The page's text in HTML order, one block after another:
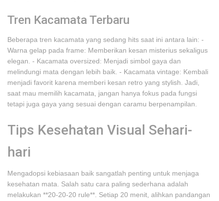
Tren Kacamata Terbaru
Beberapa tren kacamata yang sedang hits saat ini antara lain: -
Warna gelap pada frame: Memberikan kesan misterius sekaligus
elegan. - Kacamata oversized: Menjadi simbol gaya dan
melindungi mata dengan lebih baik. - Kacamata vintage: Kembali
menjadi favorit karena memberi kesan retro yang stylish. Jadi,
saat mau memilih kacamata, jangan hanya fokus pada fungsi
tetapi juga gaya yang sesuai dengan caramu berpenampilan.
Tips Kesehatan Visual Sehari-
hari
Mengadopsi kebiasaan baik sangatlah penting untuk menjaga
kesehatan mata. Salah satu cara paling sederhana adalah
melakukan **20-20-20 rule**. Setiap 20 menit, alihkan pandangan